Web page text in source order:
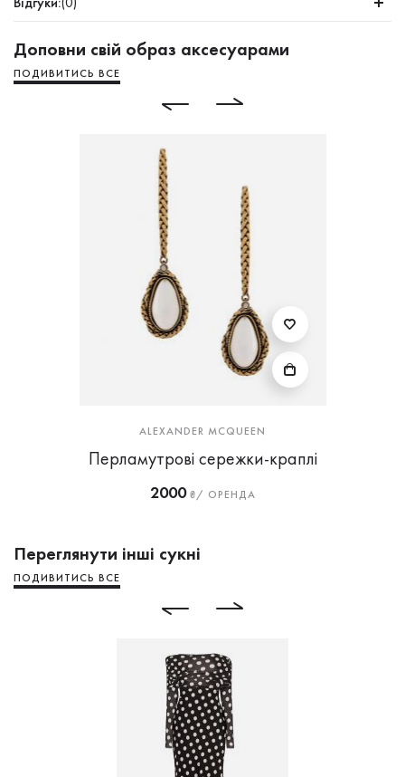
Доповни свій образ аксесуарами
ПОДИВИТИСЬ ВСЕ
ALEXANDER MCQUEEN
Перламутрові сережки-краплі
2000₴/ ОРЕНДА
Переглянути інші сукні
ПОДИВИТИСЬ ВСЕ